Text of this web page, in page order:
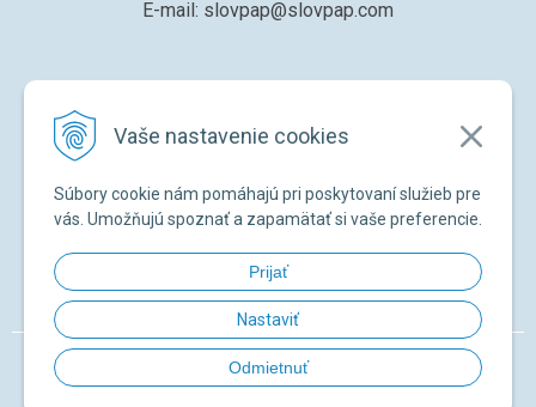
Vaše nastavenie cookies
Súbory cookie nám pomáhajú pri poskytovaní služieb pre
vás. Umožňujú spoznať a zapamätať si vaše preferencie.
Prijať
Nastaviť
Odmietnuť
E-mail: slovpap@slovpap.com
Obchodné podmienky
Ochana osobných údajov
Registrácia nového zákazníka
Žiadosť o registráciu na ďalší predaj
Zabudnuté heslo
© 2026 SLOVPAP SK • NextShop&e-shop Pohoda Connector NextCom